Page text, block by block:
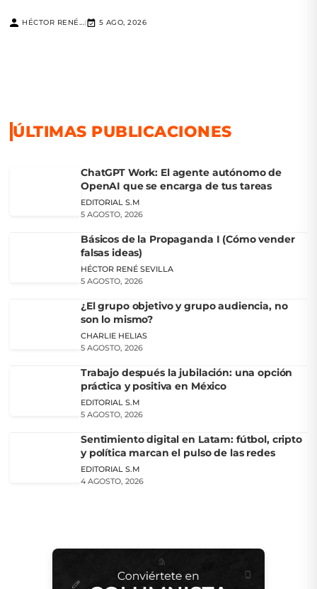
HÉCTOR RENÉ...| 5 AGO, 2026
ÚLTIMAS PUBLICACIONES
ChatGPT Work: El agente autónomo de
OpenAI que se encarga de tus tareas
EDITORIAL S.M
5 AGOSTO, 2026
Básicos de la Propaganda I (Cómo vender
falsas ideas)
HÉCTOR RENÉ SEVILLA
5 AGOSTO, 2026
¿El grupo objetivo y grupo audiencia, no
son lo mismo?
CHARLIE HELIAS
5 AGOSTO, 2026
Trabajo después la jubilación: una opción
práctica y positiva en México
EDITORIAL S.M
5 AGOSTO, 2026
Sentimiento digital en Latam: fútbol, cripto
y política marcan el pulso de las redes
EDITORIAL S.M
4 AGOSTO, 2026